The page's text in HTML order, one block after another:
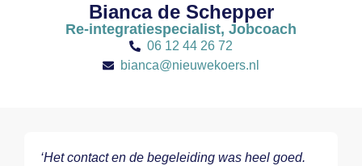
Bianca de Schepper
Re-integratiespecialist, Jobcoach
06 12 44 26 72
bianca@nieuwekoers.nl
‘Het contact en de begeleiding was heel goed.